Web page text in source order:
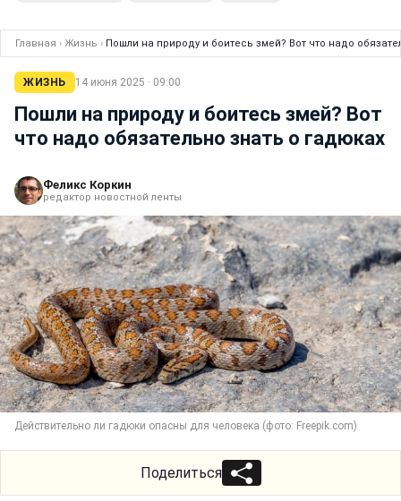
Главная › Жизнь › Пошли на природу и боитесь змей? Вот что надо
ЖИЗНЬ 14 июня 2025 · 09:00
Пошли на природу и боитесь змей? Вот
что надо обязательно знать о гадюках
Феликс Коркин
редактор новостной ленты
Действительно ли гадюки опасны для человека (фото: Freepik.com)
Поделиться